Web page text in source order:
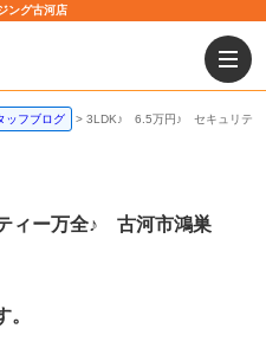
ング古河店
ッフブログ 3LDK♪ 6.5万円♪ セキュリテ
ー万全♪ 古河市鴻巣